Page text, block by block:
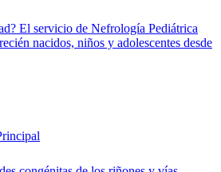
El servicio de Nefrología Pediátrica
nacidos, niños y adolescentes desde